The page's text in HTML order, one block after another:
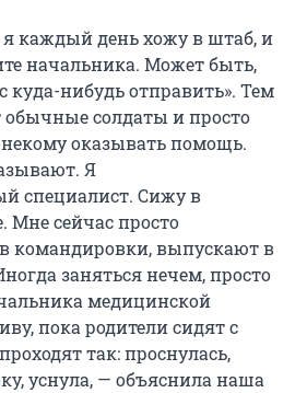
каждый день хожу в штаб, и
начальника. Может быть,
куда-нибудь отправить». Тем
солдаты и просто
оказывать помощь.
Я
специалист. Сижу в
Мне сейчас просто
командировки, выпускают в
заняться нечем, просто
медицинской
пока родители сидят с
так: проснулась,
уснула, — объяснила наша